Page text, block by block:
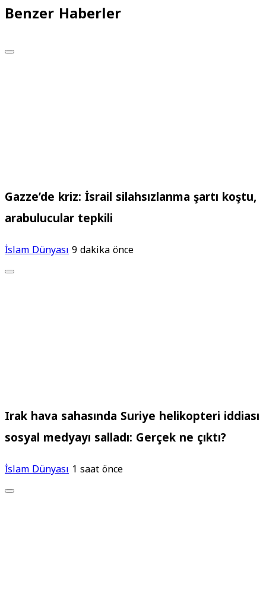
Benzer Haberler
Gazze’de kriz: İsrail silahsızlanma şartı koştu,
arabulucular tepkili
İslam Dünyası9 dakika önce
Irak hava sahasında Suriye helikopteri iddiası
sosyal medyayı salladı: Gerçek ne çıktı?
İslam Dünyası 1 saat önce